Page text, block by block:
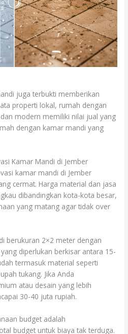
juga terbukti memberikan
properti lokal, rumah dengan
modern memiliki nilai jual yang
dengan kamar mandi yang
Kamar Mandi di Jember
kamar mandi di Jember
cermat. Harga material dan jasa
dibandingkan kota-kota besar,
yang matang agar tidak over
berukuran 2×2 meter dengan
diperlukan berkisar antara 15-
termasuk material seperti
tukang. Jika Anda
atau desain yang lebih
30-40 juta rupiah.
budget adalah
budget untuk biaya tak terduga.